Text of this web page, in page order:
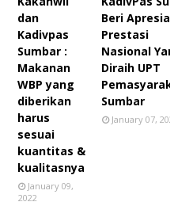
dan
Kadivpas
Sumbar :
Makanan
WBP yang
diberikan
harus
sesuai
kuantitas &
kualitasnya
January 09,
2022
Beri Apresiasi 27
Prestasi
Nasional Yang
Diraih UPT
Pemasyarakatan
Sumbar
January 07, 2022